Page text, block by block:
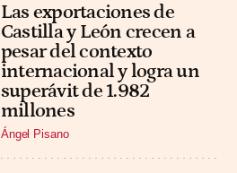
Las exportaciones de
Castilla y León crecen a
pesar del contexto
internacional y logra un
superávit de 1.982
millones
Ángel Pisano